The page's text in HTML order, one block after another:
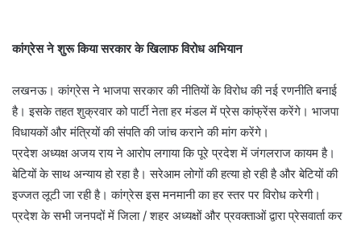
कांग्रेस ने शुरू किया सरकार के खिलाफ विरोध अभियान
लखनऊ। कांग्रेस ने भाजपा सरकार की नीतियों के विरोध की नई रणनीति बनाई
है। इसके तहत शुक्रवार को पार्टी नेता हर मंडल में प्रेस कांफ्रेंस करेंगे। भाजपा
विधायकों और मंत्रियों की संपति की जांच कराने की मांग करेंगे।
प्रदेश अध्यक्ष अजय राय ने आरोप लगाया कि पूरे प्रदेश में जंगलराज कायम है।
बेटियों के साथ अन्याय हो रहा है। सरेआम लोगों की हत्या हो रही है और बेटियों की
इज्जत लूटी जा रही है। कांग्रेस इस मनमानी का हर स्तर पर विरोध करेगी।
प्रदेश के सभी जनपदों में जिला / शहर अध्यक्षों और प्रवक्ताओं द्वारा प्रेसवार्ता कर